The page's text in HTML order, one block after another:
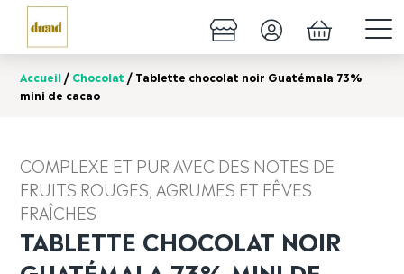
Accueil / Chocolat / Tablette chocolat noir Guatémala 73%
mini de cacao
COMPLEXE ET PUR AVEC DES NOTES DE
FRUITS ROUGES, AGRUMES ET FÊVES
FRAÎCHES
TABLETTE CHOCOLAT NOIR